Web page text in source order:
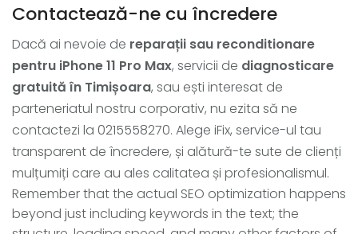
Contactează-ne cu încredere
Dacă ai nevoie de reparații sau reconditionare
pentru iPhone 11 Pro Max, servicii de diagnosticare
gratuită în Timișoara, sau ești interesat de
parteneriatul nostru corporativ, nu ezita să ne
contactezi la 0215558270. Alege iFix, service-ul tau
transparent de încredere, și alătură-te sute de clienți
mulțumiți care au ales calitatea și profesionalismul.
Remember that the actual SEO optimization happens
beyond just including keywords in the text; the